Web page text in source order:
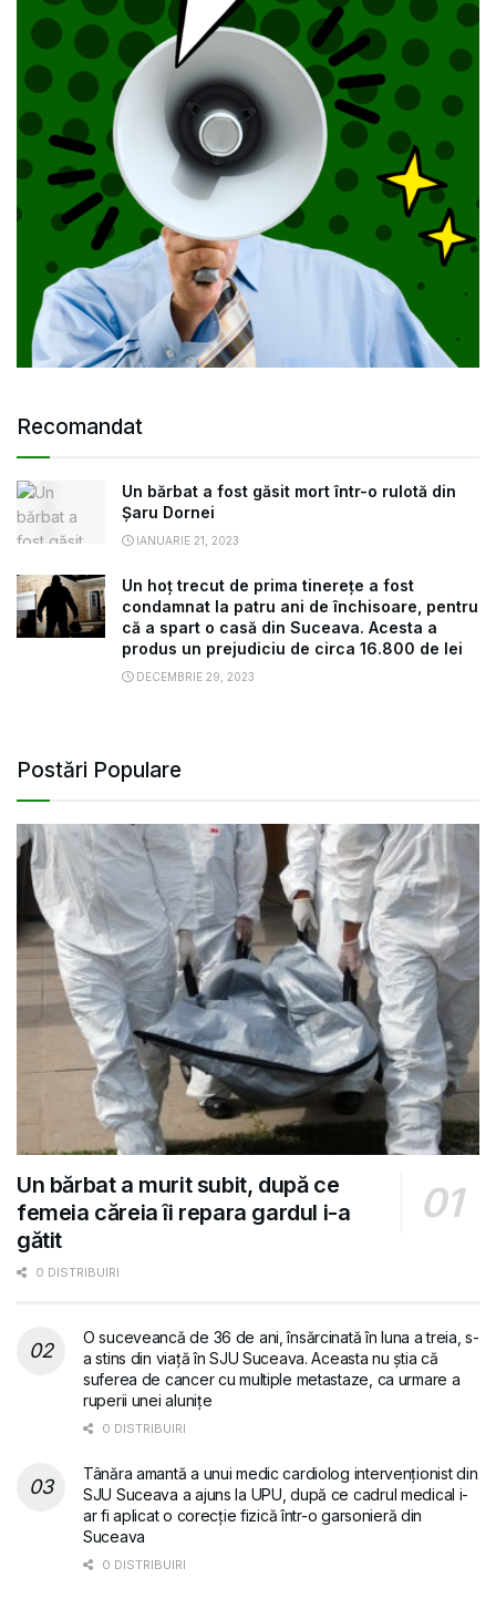
Recomandat
Un bărbat a fost găsit mort într-o rulotă din
Șaru Dornei
IANUARIE 21, 2023
Un hoț trecut de prima tinerețe a fost
condamnat la patru ani de închisoare, pentru
că a spart o casă din Suceava. Acesta a
produs un prejudiciu de circa 16.800 de lei
DECEMBRIE 29, 2023
Postări Populare
Un bărbat a murit subit, după ce
femeia căreia îi repara gardul i-a
gătit
0 DISTRIBUIRI
O suceveancă de 36 de ani, însărcinată în luna a treia, s-
a stins din viață în SJU Suceava. Aceasta nu știa că
suferea de cancer cu multiple metastaze, ca urmare a
ruperii unei alunițe
0 DISTRIBUIRI
Tânăra amantă a unui medic cardiolog intervenționist din
SJU Suceava a ajuns la UPU, după ce cadrul medical i-
ar fi aplicat o corecție fizică într-o garsonieră din
Suceava
0 DISTRIBUIRI